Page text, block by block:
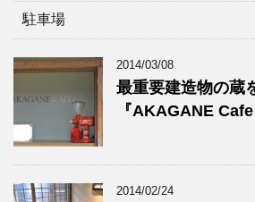
駐車場
2014/03/08
最重要建造物の蔵
『AKAGANE
2014/02/24